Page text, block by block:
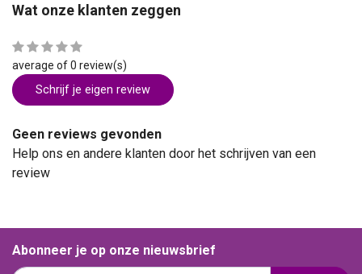
Wat onze klanten zeggen
average of 0 review(s)
Schrijf je eigen review
Geen reviews gevonden
Help ons en andere klanten door het schrijven van een
review
Abonneer je op onze nieuwsbrief